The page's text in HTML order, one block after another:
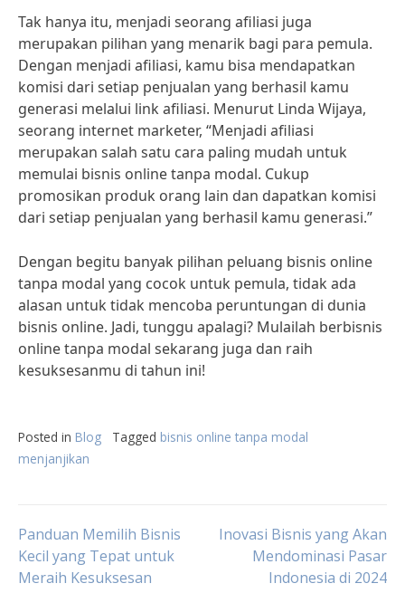
Tak hanya itu, menjadi seorang afiliasi juga
merupakan pilihan yang menarik bagi para pemula.
Dengan menjadi afiliasi, kamu bisa mendapatkan
komisi dari setiap penjualan yang berhasil kamu
generasi melalui link afiliasi. Menurut Linda Wijaya,
seorang internet marketer, “Menjadi afiliasi
merupakan salah satu cara paling mudah untuk
memulai bisnis online tanpa modal. Cukup
promosikan produk orang lain dan dapatkan komisi
dari setiap penjualan yang berhasil kamu generasi.”
Dengan begitu banyak pilihan peluang bisnis online
tanpa modal yang cocok untuk pemula, tidak ada
alasan untuk tidak mencoba peruntungan di dunia
bisnis online. Jadi, tunggu apalagi? Mulailah berbisnis
online tanpa modal sekarang juga dan raih
kesuksesanmu di tahun ini!
Posted in Blog Tagged bisnis online tanpa modal
menjanjikan
Post
Panduan Memilih Bisnis
Kecil yang Tepat untuk
Meraih Kesuksesan
Inovasi Bisnis yang Akan
Mendominasi Pasar
Indonesia di 2024